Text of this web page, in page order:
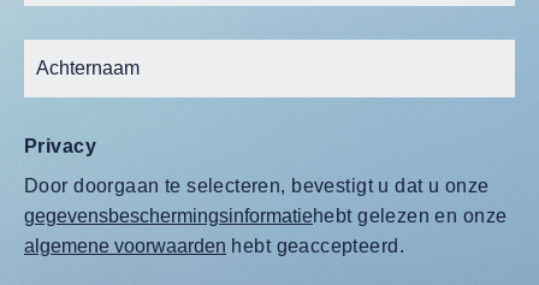
Privacy
Door doorgaan te selecteren, bevestigt u dat u onze
gegevensbeschermingsinformatiehebt gelezen en onze
algemene voorwaarden hebt geaccepteerd.